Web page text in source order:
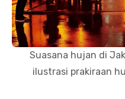
Suasana hujan di
ilustrasi prakiraan